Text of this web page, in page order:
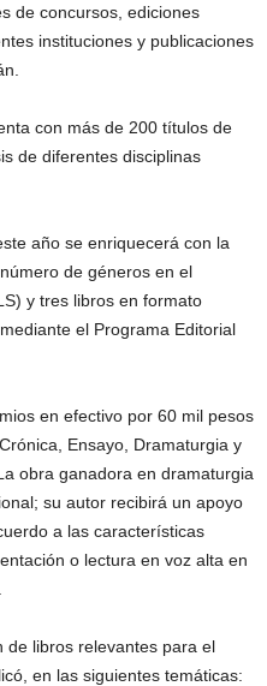
de concursos, ediciones
instituciones y publicaciones
con más de 200 títulos de
de diferentes disciplinas
año se enriquecerá con la
de géneros en el
y tres libros en formato
el Programa Editorial
en efectivo por 60 mil pesos
Ensayo, Dramaturgia y
obra ganadora en dramaturgia
su autor recibirá un apoyo
a las características
o lectura en voz alta en
de libros relevantes para el
en las siguientes temáticas: